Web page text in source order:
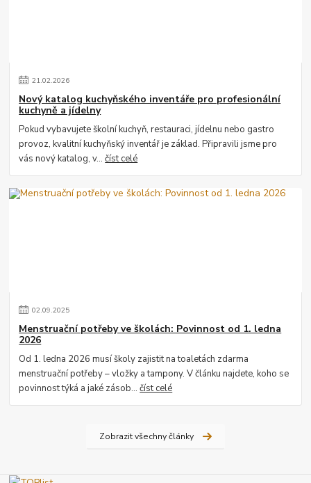
21.02.2026
Nový katalog kuchyňského inventáře pro profesionální
kuchyně a jídelny
Pokud vybavujete školní kuchyň, restauraci, jídelnu nebo gastro
provoz, kvalitní kuchyňský inventář je základ. Připravili jsme pro
vás nový katalog, v...číst celé
02.09.2025
Menstruační potřeby ve školách: Povinnost od 1. ledna
2026
Od 1. ledna 2026 musí školy zajistit na toaletách zdarma
menstruační potřeby – vložky a tampony. V článku najdete, koho se
povinnost týká a jaké zásob...číst celé
Zobrazit všechny články